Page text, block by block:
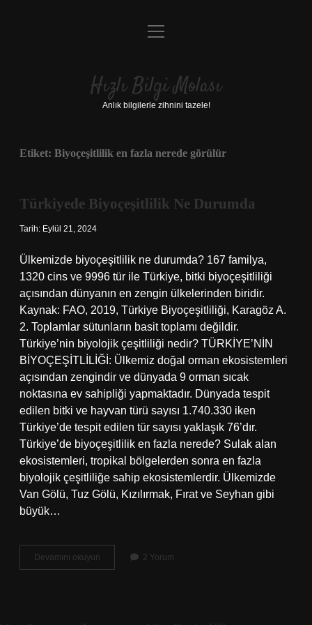
Anasayfa
Yasal Uyarı
menüyü
Hızlı Bilgi Molası
Anlık bilgilerle zihnini tazele!
Etiket: Biyoçeşitlilik en fazla nerede görülür
Türkiyede Biyoçeşitlilik Ne Durumda
Tarih: Eylül 21, 2024
Ülkemizde biyoçeşitlilik ne durumda? 167 familya,
1320 cins ve 9996 tür ile Türkiye, bitki biyoçeşitliliği
açısından dünyanın en zengin ülkelerinden biridir.
Kaynak: FAO, 2019, Türkiye Biyoçeşitliliği, Karagöz A.
2. Toplamlar sütunların basit toplamı değildir.
Türkiye’nin biyolojik çeşitliliği nedir? TÜRKİYE’NİN
BİYOÇEŞİTLİLİĞİ: Ülkemiz doğal orman ekosistemleri
açısından zengindir ve dünyada 9 orman sıcak
noktasına ev sahipliği yapmaktadır. Dünyada tespit
edilen bitki ve hayvan türü sayısı 1.740.330 iken
Türkiye’de tespit edilen tür sayısı yaklaşık 76’dır.
Türkiye’de biyoçeşitlilik en fazla nerede? Sulak alan
ekosistemleri, tropikal bölgelerden sonra en fazla
biyolojik çeşitliliğe sahip ekosistemlerdir. Ülkemizde
Van Gölü, Tuz Gölü, Kızılırmak, Fırat ve Seyhan gibi
büyük…
Devamını okuyun Türkiyede
Biyoçeşitlilik
2 Yorum